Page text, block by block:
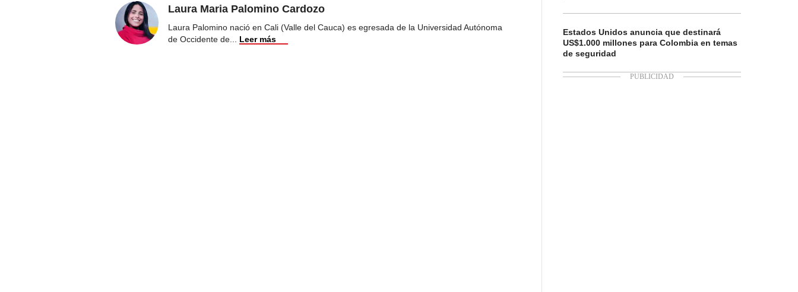
Laura Maria Palomino Cardozo
Laura Palomino nació en Cali (Valle del Cauca) es egresada de la Universidad Autónoma
de Occidente de
Leer más
Estados Unidos anuncia que destinará
US$1.000 millones para Colombia en temas
de seguridad